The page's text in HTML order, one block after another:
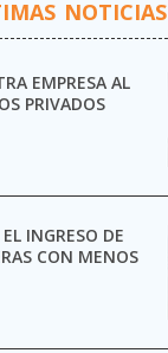
NOTICIAS
EMPRESA AL
PRIVADOS
INGRESO DE
CON MENOS